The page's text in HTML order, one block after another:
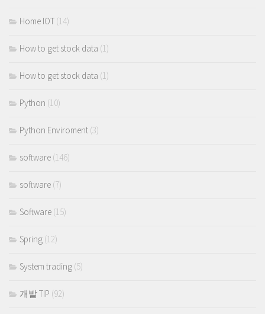
Home IOT (14)
How to get stock data (1)
How to get stock data (1)
Python (10)
Python Enviroment (3)
software (146)
software (7)
Software (15)
Spring (12)
System trading (5)
개발 TIP (92)